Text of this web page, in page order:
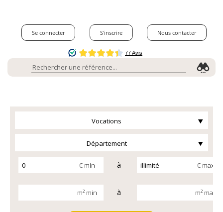
Se connecter S'inscrire Nous contacter
Vocations
Département
€ min à € max
m² min à m² max